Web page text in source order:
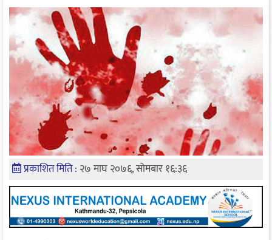
प्रकाशित मिति : २७ माघ २०७६, सोमबार १६:३६